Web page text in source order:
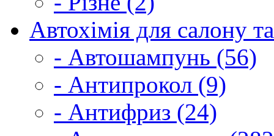
Автохімія для салону
- Автошампунь (56)
- Антипрокол (9)
- Антифриз (24)